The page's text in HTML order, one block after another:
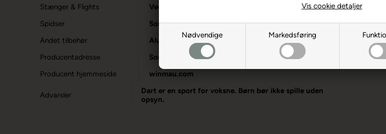
Nødvendige Markedsføring
Vis cookie detaljer
Stænger & Flights
Vecta Kort og Prism Standard
Spidser
Sorte Stålspidser
Andet tilbehør
Aluminiumsholder til pilene
Producentadresse
South Road, GB-CF313PT Bridgend
Producent hjemmeside
winmau.com
Advarsler
Dart er en sport for voksne. Børn bør ikke spille uden
opsyn.